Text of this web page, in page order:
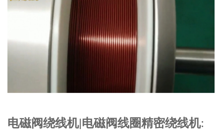
电磁阀绕线机|电磁阀线圈精密绕线机: